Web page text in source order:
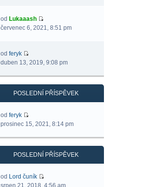
od Lukaaash
červenec 6, 2021, 8:51 pm
odferyk
duben 13, 2019, 9:08 pm
POSLEDNÍ PŘÍSPĚVEK
odferyk
prosinec 15, 2021, 8:14 pm
POSLEDNÍ PŘÍSPĚVEK
od Lord čuník
srpen 21, 2018, 4:56 am